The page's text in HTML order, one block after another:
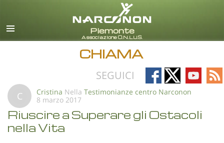
italiano
CHIAMA
SEGUICI
Follow
on
Follow
on
Follow
on
on
C Cristina Nella Testimonianze centro Narconon
8 marzo 2017
Riuscire a Superare gli Ostacoli
nella Vita